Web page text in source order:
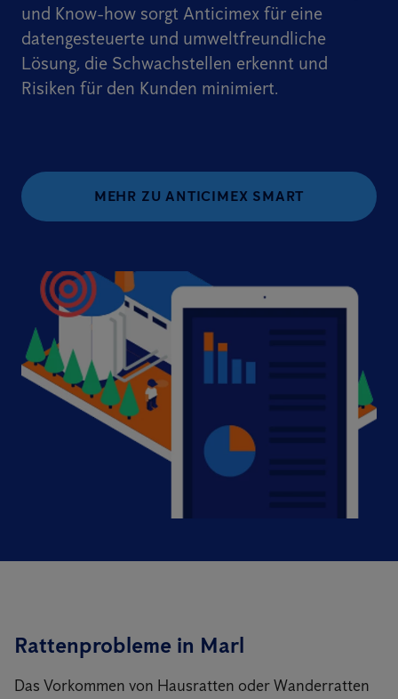
und Know-how sorgt Anticimex für eine
datengesteuerte und umweltfreundliche
Lösung, die Schwachstellen erkennt und
Risiken für den Kunden minimiert.
MEHR ZU ANTICIMEX SMART
Rattenprobleme in Marl
Das Vorkommen von Hausratten oder Wanderratten